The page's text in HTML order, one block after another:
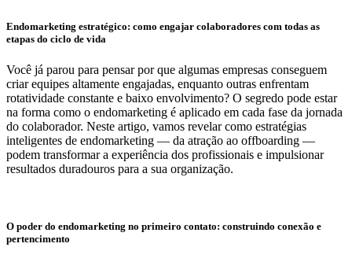
Endomarketing estratégico: como engajar colaboradores com todas as
etapas do ciclo de vida
Você já parou para pensar por que algumas empresas conseguem
criar equipes altamente engajadas, enquanto outras enfrentam
rotatividade constante e baixo envolvimento? O segredo pode estar
na forma como o endomarketing é aplicado em cada fase da jornada
do colaborador. Neste artigo, vamos revelar como estratégias
inteligentes de endomarketing — da atração ao offboarding —
podem transformar a experiência dos profissionais e impulsionar
resultados duradouros para a sua organização.
O poder do endomarketing no primeiro contato: construindo conexão e
pertencimento